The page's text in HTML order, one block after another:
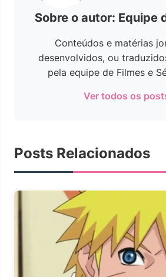
Sobre o autor: Equipe
Conteúdos e matérias
desenvolvidos, ou
pela equipe de Filmes e
Ver todos os
Posts Relacionados